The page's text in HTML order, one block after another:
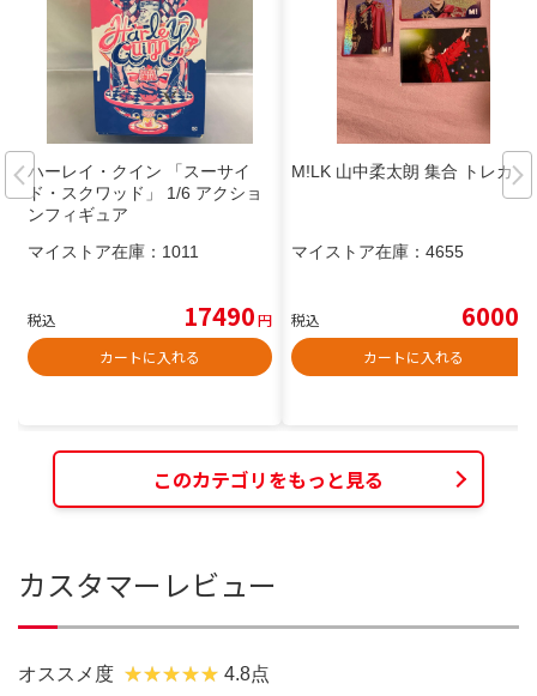
ハーレイ・クイン 「スーサイ
ド・スクワッド」 1/6 アクショ
ンフィギュア
マイストア在庫： 1011
税込 17490円
カートに入れる
M!LK 山中柔太朗 集合 トレカ
マイストア在庫： 4655
税込 6000
カートに入れる
このカテゴリをもっと見る
カスタマーレビュー
オススメ度 4.8点